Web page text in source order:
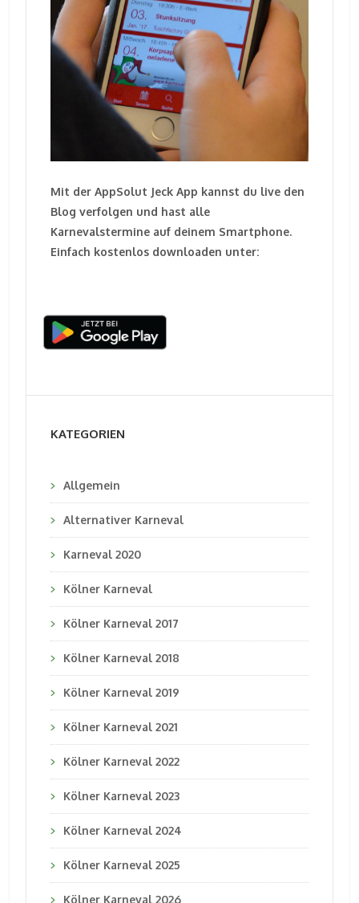
Mit der AppSolut Jeck App kannst du live den
Blog verfolgen und hast alle
Karnevalstermine auf deinem Smartphone.
Einfach kostenlos downloaden unter:
KATEGORIEN
Allgemein
Alternativer Karneval
Karneval 2020
Kölner Karneval
Kölner Karneval 2017
Kölner Karneval 2018
Kölner Karneval 2019
Kölner Karneval 2021
Kölner Karneval 2022
Kölner Karneval 2023
Kölner Karneval 2024
Kölner Karneval 2025
Kölner Karneval 2026